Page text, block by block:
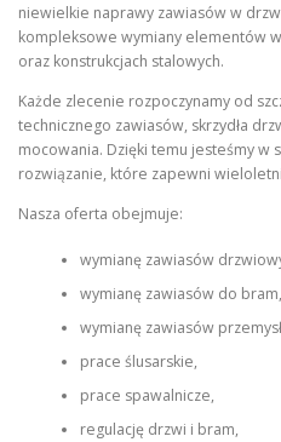
niewielkie naprawy zawiasów w
kompleksowe wymiany elementów
oraz konstrukcjach stalowych.
Każde zlecenie rozpoczynamy od
technicznego zawiasów, skrzydła
mocowania. Dzięki temu jesteśmy
rozwiązanie, które zapewni
Nasza oferta obejmuje:
wymianę zawiasów
wymianę zawiasów do bram,
wymianę zawiasów
prace ślusarskie,
prace spawalnicze,
regulację drzwi i bram,